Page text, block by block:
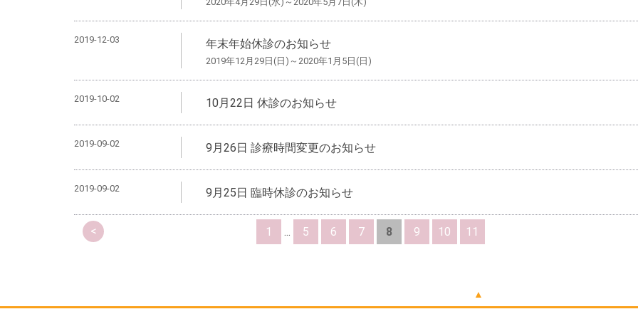
2019-12-03 年末年始休診のお知らせ
2019年12月29日(日)～2020年1月5日(日)
2019-10-02 10月22日 休診のお知らせ
2019-09-02 9月26日 診療時間変更のお知らせ
2019-09-02 9月25日 臨時休診のお知らせ
< 1 ... 5 6 7 8 9 10 11
▲